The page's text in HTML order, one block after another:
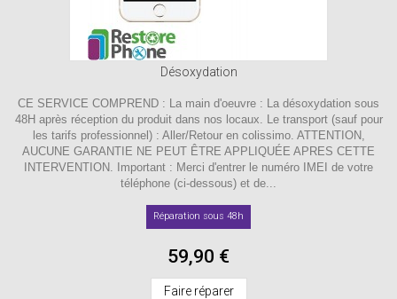
Désoxydation
CE SERVICE COMPREND : La main d'oeuvre : La désoxydation sous
48H après réception du produit dans nos locaux. Le transport (sauf pour
les tarifs professionnel) : Aller/Retour en colissimo. ATTENTION,
AUCUNE GARANTIE NE PEUT ÊTRE APPLIQUÉE APRES CETTE
INTERVENTION. Important : Merci d'entrer le numéro IMEI de votre
téléphone (ci-dessous) et de...
Réparation sous 48h
59,90 €
Faire réparer